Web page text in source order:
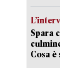
Spara
Cosa è